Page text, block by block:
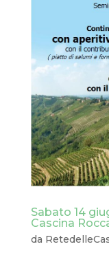
Sabato 14
Cascina
da